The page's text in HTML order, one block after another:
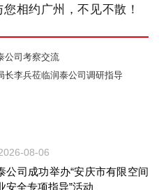
相约广州，不见不散！
公司考察交流
长李兵莅临润泰公司调研指导
08-06
公司成功举办“安庆市有限空间
安全专项指导”活动